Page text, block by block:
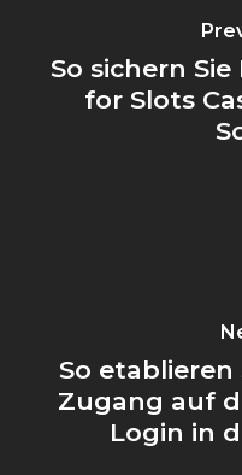
So sichern
for Slots
So
Zugang auf
Login in